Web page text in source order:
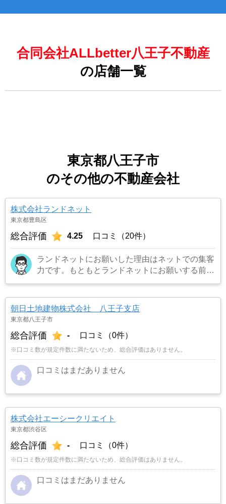
合同会社ALLbetter八王子不動産
の店舗一覧
東京都八王子市
のその他の不動産会社
株式会社ランドネット
東京都豊島区
総合評価 4.25 口コミ（20件）
ランドネットにお願いした理由はネットでの集客
力です。もともとランドネットにお願いする前は
場がないことで地元の不動産屋では取り扱っても
らえませんでした。そこでそれまでに取引があ
した。 …もっと見る
朝日土地建物株式会社 八王子支店
東京都八王子市
総合評価 - 口コミ（0件）
※口コミ数が規定件数に満たないため、総合評価はありません。
口コミはまだありません
株式会社エーシークリエイト
東京都渋谷区
総合評価 - 口コミ（0件）
※口コミ数が規定件数に満たないため、総合評価はありません。
口コミはまだありません